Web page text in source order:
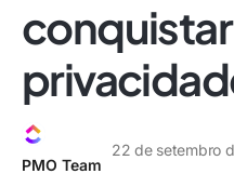
PMO Team
22 de setembro